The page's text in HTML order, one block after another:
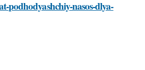
podhodyashchiy-nasos-dlya-